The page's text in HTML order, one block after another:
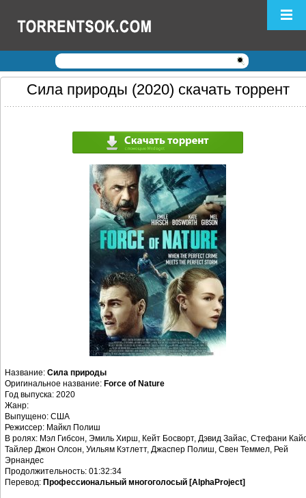
Логин: Пароль:
Забыли пароль?
Сила природы (2020) скачать торрент
Название: Сила природы
Оригинальное название: Force of Nature
Год выпуска: 2020
Жанр:
Выпущено: США
Режиссер: Майкл Полиш
В ролях: Мэл Гибсон, Эмиль Хирш, Кейт Босворт, Дэвид Зайас, Стефани
Тайлер Джон Олсон, Уильям Кэтлетт, Джаспер Полиш, Свен Теммел, Рей
Эрнандес
Продолжительность: 01:32:34
Перевод: Профессиональный многоголосый [AlphaProject]